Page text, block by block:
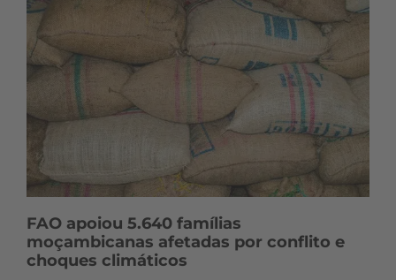
FAO apoiou 5.640 famílias
moçambicanas afetadas por conflito e
choques climáticos